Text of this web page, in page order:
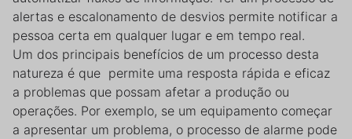
alertas e escalonamento de desvios permite notificar a
pessoa certa em qualquer lugar e em tempo real.
Um dos principais benefícios de um processo desta
natureza é que permite uma resposta rápida e eficaz
a problemas que possam afetar a produção ou
operações. Por exemplo, se um equipamento começar
a apresentar um problema, o processo de alarme pode